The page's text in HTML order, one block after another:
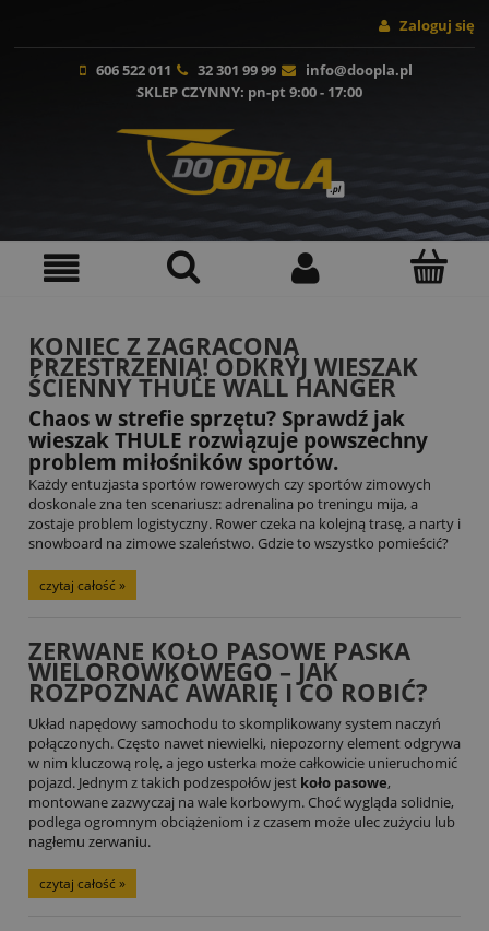
Zaloguj się
606 522 011 32 301 99 99
info@doopla.pl
SKLEP CZYNNY: pn-pt 9:00 - 17:00
KONIEC Z ZAGRACONĄ
PRZESTRZENIĄ! ODKRYJ WIESZAK
ŚCIENNY THULE WALL HANGER
Chaos w strefie sprzętu? Sprawdź jak
wieszak THULE rozwiązuje powszechny
problem miłośników sportów.
Każdy entuzjasta sportów rowerowych czy sportów zimowych
doskonale zna ten scenariusz: adrenalina po treningu mija, a
zostaje problem logistyczny. Rower czeka na kolejną trasę, a narty i
snowboard na zimowe szaleństwo. Gdzie to wszystko pomieścić?
czytaj całość »
ZERWANE KOŁO PASOWE PASKA
WIELOROWKOWEGO – JAK
ROZPOZNAĆ AWARIĘ I CO ROBIĆ?
Układ napędowy samochodu to skomplikowany system naczyń
połączonych. Często nawet niewielki, niepozorny element odgrywa
w nim kluczową rolę, a jego usterka może całkowicie unieruchomić
pojazd. Jednym z takich podzespołów jest koło pasowe,
montowane zazwyczaj na wale korbowym. Choć wygląda solidnie,
podlega ogromnym obciążeniom i z czasem może ulec zużyciu lub
nagłemu zerwaniu.
czytaj całość »